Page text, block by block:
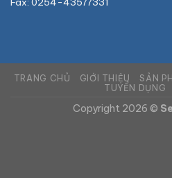
TRANG CHỦ GIỚI THIỆU SẢN
TUYỂN DỤNG
Copyright 2026 ©